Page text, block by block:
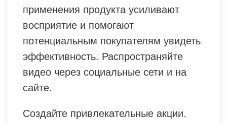
применения продукта усиливают
восприятие и помогают
потенциальным покупателям увидеть
эффективность. Распространяйте
видео через социальные сети и на
сайте.
Создайте привлекательные акции.